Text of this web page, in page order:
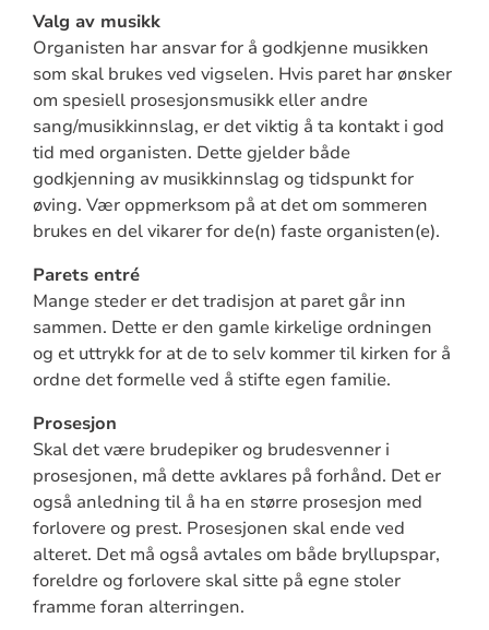
Valg av musikk
Organisten har ansvar for å godkjenne musikken
som skal brukes ved vigselen. Hvis paret har ønsker
om spesiell prosesjonsmusikk eller andre
sang/musikkinnslag, er det viktig å ta kontakt i god
tid med organisten. Dette gjelder både
godkjenning av musikkinnslag og tidspunkt for
øving. Vær oppmerksom på at det om sommeren
brukes en del vikarer for de(n) faste organisten(e).
Parets entré
Mange steder er det tradisjon at paret går inn
sammen. Dette er den gamle kirkelige ordningen
og et uttrykk for at de to selv kommer til kirken for å
ordne det formelle ved å stifte egen familie.
Prosesjon
Skal det være brudepiker og brudesvenner i
prosesjonen, må dette avklares på forhånd. Det er
også anledning til å ha en større prosesjon med
forlovere og prest. Prosesjonen skal ende ved
alteret. Det må også avtales om både bryllupspar,
foreldre og forlovere skal sitte på egne stoler
framme foran alterringen.